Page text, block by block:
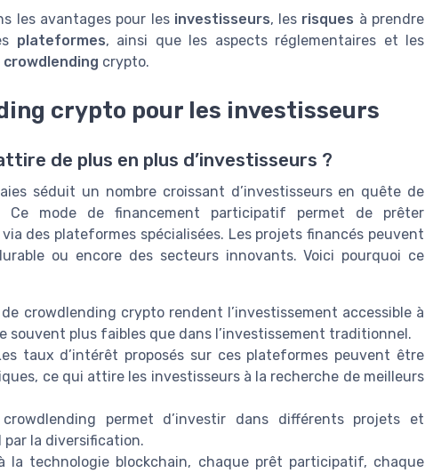
les avantages pour les investisseurs, les risques à prendre
plateformes, ainsi que les aspects réglementaires et les
crowdlending crypto.
crypto pour les investisseurs
de plus en plus d’investisseurs ?
séduit un nombre croissant d’investisseurs en quête de
Ce mode de financement participatif permet de prêter
des plateformes spécialisées. Les projets financés peuvent
ou encore des secteurs innovants. Voici pourquoi ce
crowdlending crypto rendent l’investissement accessible à
souvent plus faibles que dans l’investissement traditionnel.
taux d’intérêt proposés sur ces plateformes peuvent être
ce qui attire les investisseurs à la recherche de meilleurs
permet d’investir dans différents projets et
la diversification.
la technologie blockchain, chaque prêt participatif, chaque